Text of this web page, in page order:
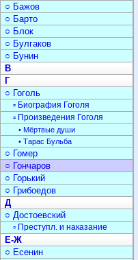
○ Бажов
○ Барто
○ Блок
○ Булгаков
○ Бунин
В
Г
○ Гоголь
▫ Биография Гоголя
▫ Произведения Гоголя
• Мёртвые души
• Тарас Бульба
○ Гомер
○ Гончаров
○ Горький
○ Грибоедов
Д
○ Достоевский
▫ Преступл. и наказание
Е-Ж
○ Есенин